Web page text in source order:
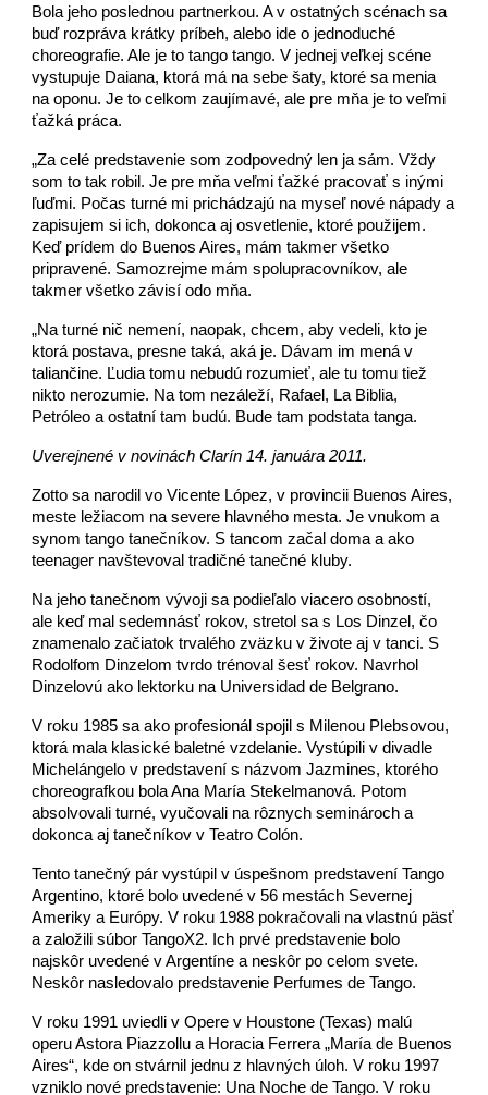
Bola jeho poslednou partnerkou. A v ostatných scénach sa
buď rozpráva krátky príbeh, alebo ide o jednoduché
choreografie. Ale je to tango tango. V jednej veľkej scéne
vystupuje Daiana, ktorá má na sebe šaty, ktoré sa menia
na oponu. Je to celkom zaujímavé, ale pre mňa je to veľmi
ťažká práca.
„Za celé predstavenie som zodpovedný len ja sám. Vždy
som to tak robil. Je pre mňa veľmi ťažké pracovať s inými
ľuďmi. Počas turné mi prichádzajú na myseľ nové nápady a
zapisujem si ich, dokonca aj osvetlenie, ktoré použijem.
Keď prídem do Buenos Aires, mám takmer všetko
pripravené. Samozrejme mám spolupracovníkov, ale
takmer všetko závisí odo mňa.
„Na turné nič nemení, naopak, chcem, aby vedeli, kto je
ktorá postava, presne taká, aká je. Dávam im mená v
taliančine. Ľudia tomu nebudú rozumieť, ale tu tomu tiež
nikto nerozumie. Na tom nezáleží, Rafael, La Biblia,
Petróleo a ostatní tam budú. Bude tam podstata tanga.
Uverejnené v novinách Clarín 14. januára 2011.
Zotto sa narodil vo Vicente López, v provincii Buenos Aires,
meste ležiacom na severe hlavného mesta. Je vnukom a
synom tango tanečníkov. S tancom začal doma a ako
teenager navštevoval tradičné tanečné kluby.
Na jeho tanečnom vývoji sa podieľalo viacero osobností,
ale keď mal sedemnásť rokov, stretol sa s Los Dinzel, čo
znamenalo začiatok trvalého zväzku v živote aj v tanci. S
Rodolfom Dinzelom tvrdo trénoval šesť rokov. Navrhol
Dinzelovú ako lektorku na Universidad de Belgrano.
V roku 1985 sa ako profesionál spojil s Milenou Plebsovou,
ktorá mala klasické baletné vzdelanie. Vystúpili v divadle
Michelángelo v predstavení s názvom Jazmines, ktorého
choreografkou bola Ana María Stekelmanová. Potom
absolvovali turné, vyučovali na rôznych seminároch a
dokonca aj tanečníkov v Teatro Colón.
Tento tanečný pár vystúpil v úspešnom predstavení Tango
Argentino, ktoré bolo uvedené v 56 mestách Severnej
Ameriky a Európy. V roku 1988 pokračovali na vlastnú päsť
a založili súbor TangoX2. Ich prvé predstavenie bolo
najskôr uvedené v Argentíne a neskôr po celom svete.
Neskôr nasledovalo predstavenie Perfumes de Tango.
V roku 1991 uviedli v Opere v Houstone (Texas) malú
operu Astora Piazzollu a Horacia Ferrera „María de Buenos
Aires“, kde on stvárnil jednu z hlavných úloh. V roku 1997
vzniklo nové predstavenie: Una Noche de Tango. V roku